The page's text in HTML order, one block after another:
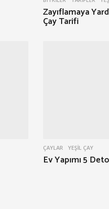
Zayıflamaya
Çay Tarifi
ÇAYLAR YEŞIL ÇAY
Ev Yapımı 5